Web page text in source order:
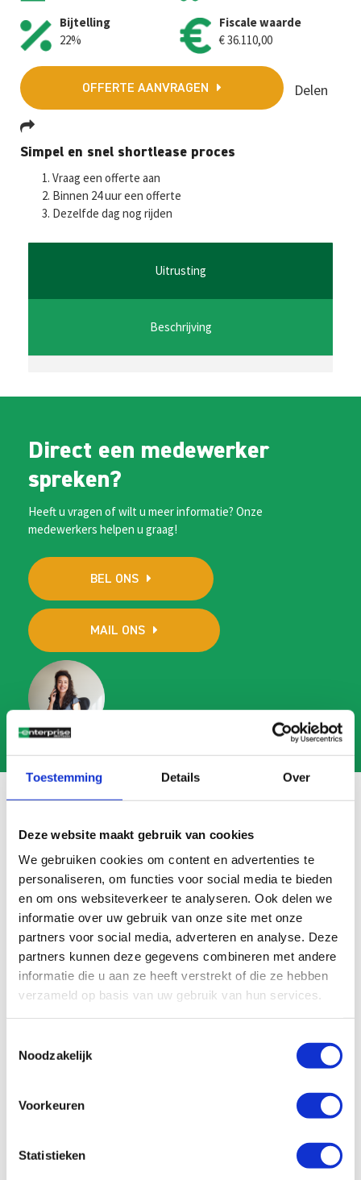
Toestemming Details Over
Deze website maakt gebruik van cookies
We gebruiken cookies om content en advertenties te
personaliseren, om functies voor social media te bieden
en om ons websiteverkeer te analyseren. Ook delen we
informatie over uw gebruik van onze site met onze
partners voor social media, adverteren en analyse. Deze
partners kunnen deze gegevens combineren met andere
informatie die u aan ze heeft verstrekt of die ze hebben
verzameld op basis van uw gebruik van hun services.
Noodzakelijk
Voorkeuren
Statistieken
Bijtelling
22%
Fiscale waarde
€ 36.110,00
OFFERTE AANVRAGEN Delen
Fa
ce
b
o
o
T
wi
tt
er
E
m
ai
l
W
h
at
sA
p
p
M
se
ge
r
Simpel en snel shortlease proces
Vraag een offerte aan
Binnen 24 uur een offerte
Dezelfde dag nog rijden
Uitrusting
Beschrijving
Direct een medewerker
spreken?
Heeft u vragen of wilt u meer informatie? Onze
medewerkers helpen u graag!
BEL ONS
MAIL ONS
Veelgestelde vragen
Search
FAQ
All Algemeen Schade/onderhoud
Ons wagenpark Financieel Vragen vooraf
Wat als er schade aan het voertuig is bij
aflevering?
Wat houdt shortlease in?
Wat is de minimum leeftijd?